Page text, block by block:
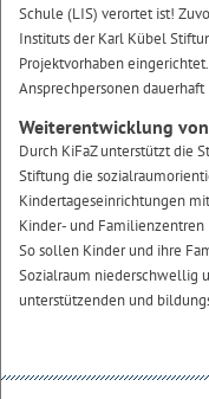
Schule (LIS) verortet ist!
Instituts der Karl Kübel
Projektvorhaben
Ansprechpersonen dauerhaft
Weiterentwicklung
Durch KiFaZ unterstützt die
Stiftung die
Kindertageseinrichtungen
Kinder- und Familienzentren
So sollen Kinder und ihre
Sozialraum niederschwellig
unterstützenden und